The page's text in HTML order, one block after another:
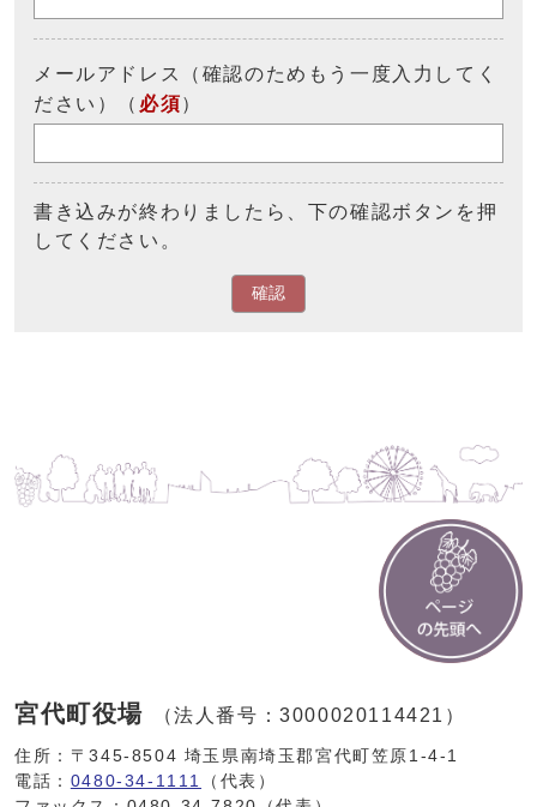
メールアドレス（確認のためもう一度入力してく
ださい）（ 必須）
書き込みが終わりましたら、下の確認ボタンを押
してください。
確認
宮代町役場 （法人番号：3000020114421）
住所：〒345-8504 埼玉県南埼玉郡宮代町笠原1-4-1
電話： 0480-34-1111
（代表）